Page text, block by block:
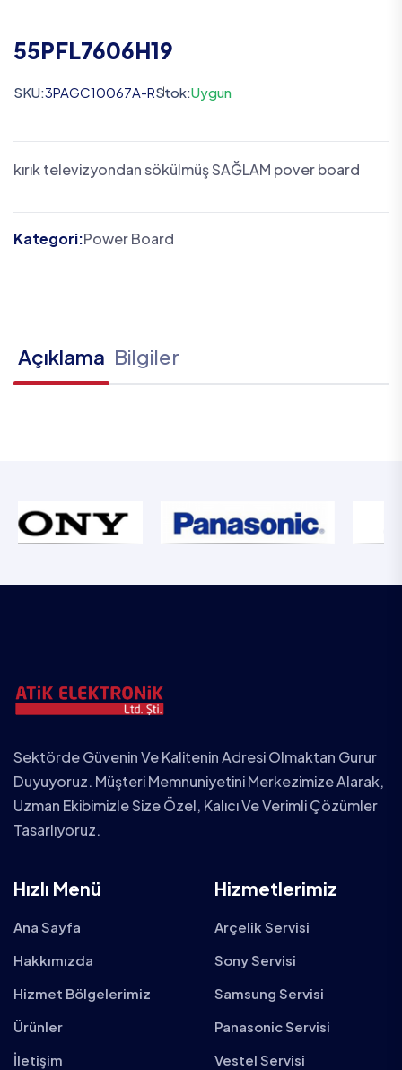
55PFL7606H19
SKU:3PAGC10067A-RStok:Uygun
kırık televizyondan sökülmüş SAĞLAM pover board
Kategori:Power Board
Açıklama Bilgiler
Sektörde Güvenin Ve Kalitenin Adresi Olmaktan Gurur
Duyuyoruz. Müşteri Memnuniyetini Merkezimize Alarak,
Uzman Ekibimizle Size Özel, Kalıcı Ve Verimli Çözümler
Tasarlıyoruz.
Hızlı Menü
Ana Sayfa
Hakkımızda
Hizmet Bölgelerimiz
Ürünler
İletişim
Hizmetlerimiz
Arçelik Servisi
Sony Servisi
Samsung Servisi
Panasonic Servisi
Vestel Servisi